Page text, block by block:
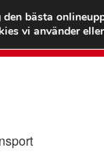
bästa
vi använder